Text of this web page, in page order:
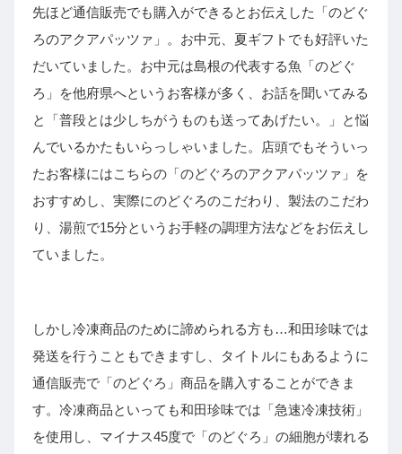
先ほど通信販売でも購入ができるとお伝えした「のどぐ
ろのアクアパッツァ」。お中元、夏ギフトでも好評いた
だいていました。お中元は島根の代表する魚「のどぐ
ろ」を他府県へというお客様が多く、お話を聞いてみる
と「普段とは少しちがうものも送ってあげたい。」と悩
んでいるかたもいらっしゃいました。店頭でもそういっ
たお客様にはこちらの「のどぐろのアクアパッツァ」を
おすすめし、実際にのどぐろのこだわり、製法のこだわ
り、湯煎で15分というお手軽の調理方法などをお伝えし
ていました。
しかし冷凍商品のために諦められる方も…和田珍味では
発送を行うこともできますし、タイトルにもあるように
通信販売で「のどぐろ」商品を購入することができま
す。冷凍商品といっても和田珍味では「急速冷凍技術」
を使用し、マイナス45度で「のどぐろ」の細胞が壊れる